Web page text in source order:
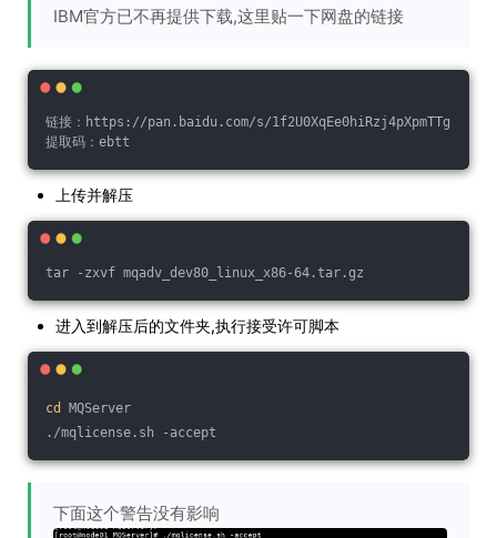
IBM官方已不再提供下载,这里贴一下网盘的链接
链接：https://pan.baidu.com/s/1f2U0XqEe0hiRzj4pXpmTTg
提取码：ebtt
上传并解压
tar -zxvf mqadv_dev80_linux_x86-64.tar.gz
进入到解压后的文件夹,执行接受许可脚本
cd
MQServer
./mqlicense.sh -accept
下面这个警告没有影响